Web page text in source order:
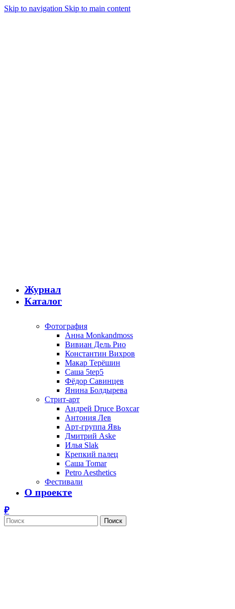
Skip to navigation Skip to main content
Журнал
Каталог
Фотография
Анна Monkandmoss
Вивиан Дель Рио
Константин Вихров
Макар Терёшин
Саша 5tep5
Фёдор Савинцев
Янина Болдырева
Стрит-арт
Андрей Druce Boxcar
Антония Лев
Арт-группа Явь
Дмитрий Aske
Илья Slak
Крепкий палец
Саша Tomar
Petro Aesthetics
Фестивали
О проекте
Поиск